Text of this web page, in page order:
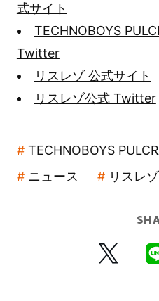
式サイト
TECHNOBOYS
Twitter
リスレゾ 公式サイト
リスレゾ公式 Twitter
TECHNOBOYS
ニュース
リスレゾ